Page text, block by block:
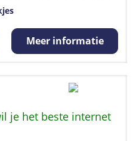
Meer informatie
je het beste internet